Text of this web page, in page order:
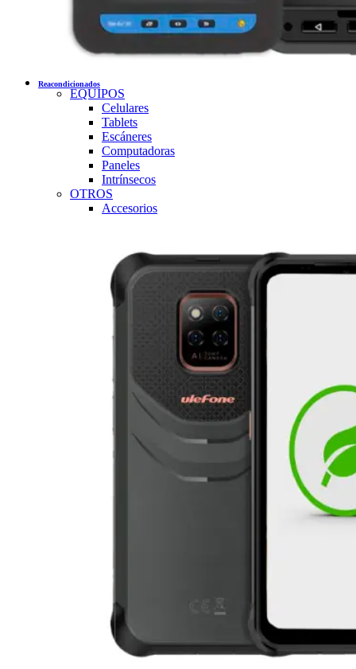
Reacondicionados
EQUIPOS
Celulares
Tablets
Escáneres
Computadoras
Paneles
Intrínsecos
OTROS
Accesorios